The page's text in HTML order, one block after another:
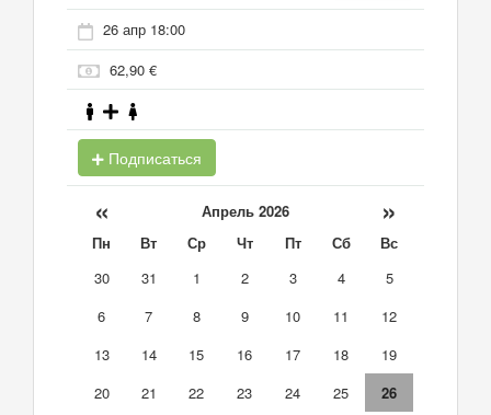
26 апр 18:00
62,90 €
Подписаться
« Апрель 2026 »
Пн Вт Ср Чт Пт Сб
Вс
30
31 1 2 3 4
5
6
7 8 9 10 11
12
13
14 15 16 17 18
19
20
21 22 23 24 25
26